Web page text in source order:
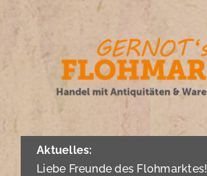
Inhalt
springen
Aktuelles:
Liebe Freunde des Flohmarktes!